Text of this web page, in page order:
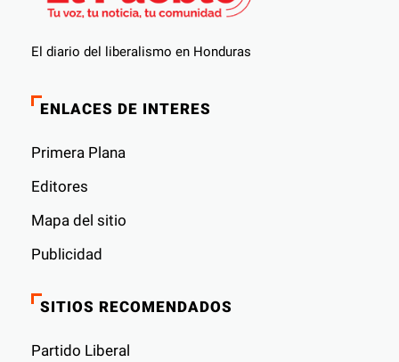
El diario del liberalismo en Honduras
ENLACES DE INTERES
Primera Plana
Editores
Mapa del sitio
Publicidad
SITIOS RECOMENDADOS
Partido Liberal